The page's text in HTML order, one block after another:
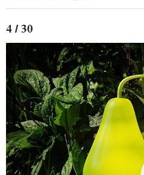
4 / 30